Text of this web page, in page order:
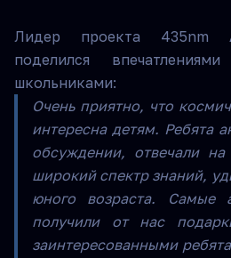
Лидер проекта 435nm
поделился
школьниками:
Очень приятно, что
интересна детям. Ребята
обсуждении, отвечали
широкий спектр знаний,
юного возраста. Самые
получили от нас
заинтересованными